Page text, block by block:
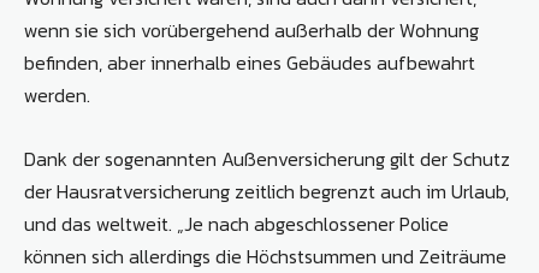
wenn sie sich vorübergehend außerhalb der Wohnung
befinden, aber innerhalb eines Gebäudes aufbewahrt
werden.
Dank der sogenannten Außenversicherung gilt der Schutz
der Hausratversicherung zeitlich begrenzt auch im Urlaub,
und das weltweit. „Je nach abgeschlossener Police
können sich allerdings die Höchstsummen und Zeiträume